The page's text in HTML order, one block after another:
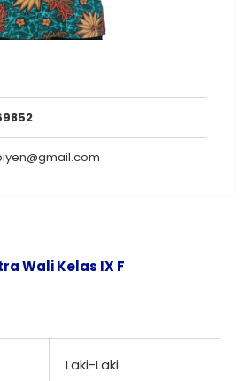
Wali Kelas IX F
Laki-Laki